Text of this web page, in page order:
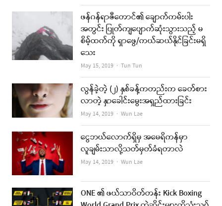
ဖန်ဂန်ရာဇီတောင်၏ ချောက်ကမ်းပါး
အတွင်း ပြုတ်ကျပျောက်ဆုံးသွားသည့် မ
စိမ့်ထက်ကို ရှာဖွေ/ကယ်ဆယ်နိုင်ခြင်းမရှိ
သေး
May 15, 2019 Author
Tun Tun
လွန်ခဲ့တဲ့ (၂) နှစ်ခန့်ကတည်းက ခေတ်စား
လာတဲ့ နှာခေါင်းမွေးအရှည်ထားခြင်း
May 14, 2019 Author
Wun Lae
ငွေဘယ်လောက်ရှိမှ အမေရိကန်မှာ
လူချမ်းသာလို့သတ်မှတ်ခံရတာလဲ
May 14, 2019 Author
Wun Lae
ONE ၏ ဖယ်သာဝိတ်တန်း Kick Boxing